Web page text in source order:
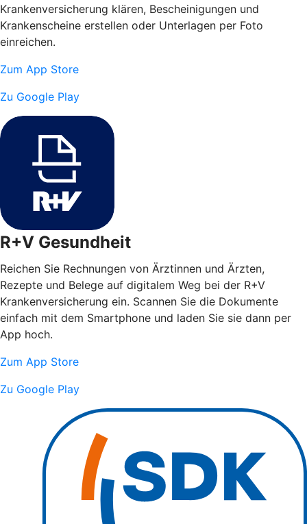
Krankenversicherung klären, Bescheinigungen und
Krankenscheine erstellen oder Unterlagen per Foto
einreichen.
Zum App Store
Zu Google Play
R+V Gesundheit
Reichen Sie Rechnungen von Ärztinnen und Ärzten,
Rezepte und Belege auf digitalem Weg bei der R+V
Krankenversicherung ein. Scannen Sie die Dokumente
einfach mit dem Smartphone und laden Sie sie dann per
App hoch.
Zum App Store
Zu Google Play